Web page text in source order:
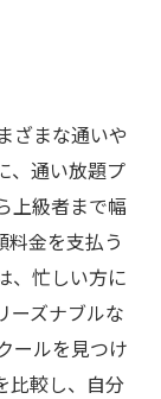
ト
容
24時間快適
練習
ざまな通いや
、通い放題プ
上級者まで幅
料金を支払う
、忙しい方に
ーズナブルな
ールを見つけ
比較し、自分